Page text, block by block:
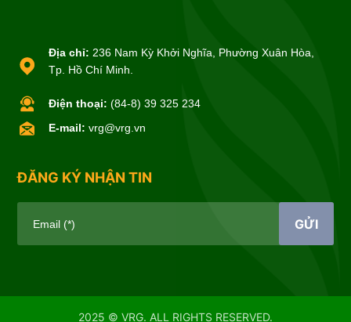
Địa chỉ: 236 Nam Kỳ Khởi Nghĩa, Phường Xuân Hòa,
Tp. Hồ Chí Minh.
Điện thoại: (84-8) 39 325 234
E-mail: vrg@vrg.vn
ĐĂNG KÝ NHẬN TIN
Email (*) GỬI
2025 © VRG. ALL RIGHTS RESERVED.